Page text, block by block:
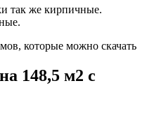
так же кирпичные.
которые можно скачать
148,5 м2 с